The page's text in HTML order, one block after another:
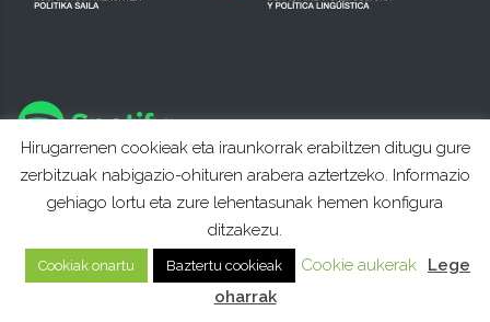
Hirugarrenen cookieak eta iraunkorrak erabiltzen ditugu gure
zerbitzuak nabigazio-ohituren arabera aztertzeko. Informazio
gehiago lortu eta zure lehentasunak hemen konfigura
ditzakezu.
Cookiak onartu Baztertu cookieak Cookie aukerak
Lege
oharrak